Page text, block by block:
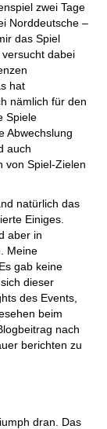
zwei Tage
Norddeutsche –
das Spiel
dabei
hat
nämlich für den
Spiele
Abwechslung
auch
von Spiel-Zielen
natürlich das
Einiges.
aber in
Meine
gab keine
dieser
des Events,
beim
nach
berichten zu
dran. Das